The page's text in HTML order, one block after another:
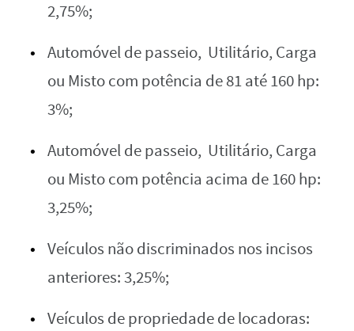
2,75%;
Automóvel de passeio, Utilitário, Carga
ou Misto com potência de 81 até 160 hp:
3%;
Automóvel de passeio, Utilitário, Carga
ou Misto com potência acima de 160 hp:
3,25%;
Veículos não discriminados nos incisos
anteriores: 3,25%;
Veículos de propriedade de locadoras: